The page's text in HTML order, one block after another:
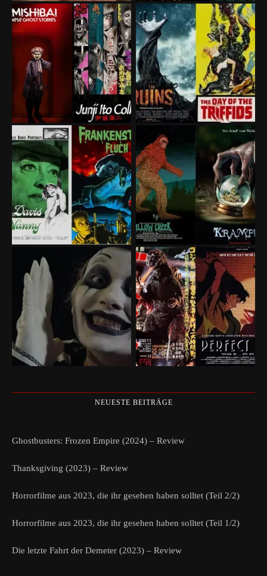
NEUESTE BEITRÄGE
Ghostbusters: Frozen Empire (2024) – Review
Thanksgiving (2023) – Review
Horrorfilme aus 2023, die ihr gesehen haben solltet (Teil 2/2)
Horrorfilme aus 2023, die ihr gesehen haben solltet (Teil 1/2)
Die letzte Fahrt der Demeter (2023) – Review